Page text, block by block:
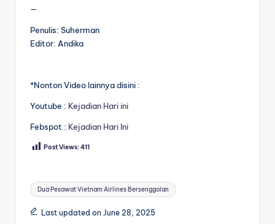
—
Penulis: Suherman
Editor: Andika
*Nonton Video lainnya disini :
Youtube : Kejadian Hari ini
Febspot : Kejadian Hari Ini
Post Views:411
Tags:
Dua Pesawat Vietnam Airlines Bersenggolan
Last updated on June 28, 2025